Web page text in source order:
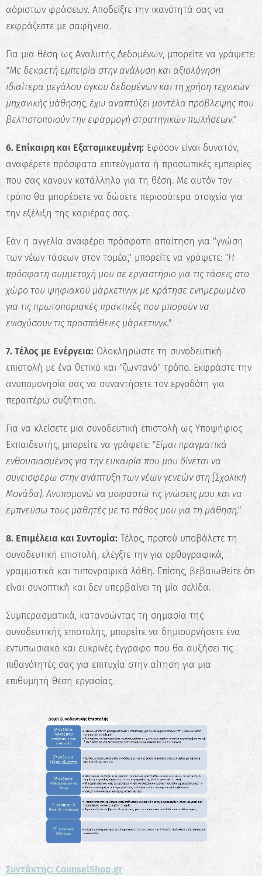
Προσανατολισμού!
Ανακάλυψε τις πραγματικές σου
δυνατότητες και σχεδίασε την ιδανική
καριέρα.
Ξεκίνα τώρα
αόριστων φράσεων. Αποδείξτε την ικανότητά σας να
εκφράζεστε με σαφήνεια.
Για μια θέση ως Αναλυτής Δεδομένων, μπορείτε να γράψετε:
"Με δεκαετή εμπειρία στην ανάλυση και αξιολόγηση
ιδιαίτερα μεγάλου όγκου δεδομένων και τη χρήση τεχνικών
μηχανικής μάθησης, έχω αναπτύξει μοντέλα πρόβλεψης που
βελτιστοποιούν την εφαρμογή στρατηγικών πωλήσεων."
6. Επίκαιρη και Εξατομικευμένη: Εφόσον είναι δυνατόν,
αναφέρετε πρόσφατα επιτεύγματα ή προσωπικές εμπειρίες
που σας κάνουν κατάλληλο για τη θέση. Με αυτόν τον
τρόπο θα μπορέσετε να δώσετε περισσότερα στοιχεία για
την εξέλιξη της καριέρας σας.
Εάν η αγγελία αναφέρει πρόσφατη απαίτηση για "γνώση
των νέων τάσεων στον τομέα," μπορείτε να γράψετε: "Η
πρόσφατη συμμετοχή μου σε εργαστήριο για τις τάσεις στο
χώρο του ψηφιακού μάρκετινγκ με κράτησε ενημερωμένο
για τις πρωτοποριακές πρακτικές που μπορούν να
ενισχύσουν τις προσπάθειες μάρκετινγκ."
7. Τέλος με Ενέργεια:Ολοκληρώστε τη συνοδευτική
επιστολή με ένα θετικό και "ζωντανό" τρόπο. Εκφράστε την
ανυπομονησία σας να συναντήσετε τον εργοδότη για
περαιτέρω συζήτηση.
Για να κλείσετε μια συνοδευτική επιστολή ως Υποψήφιος
Εκπαιδευτής, μπορείτε να γράψετε: "Είμαι πραγματικά
ενθουσιασμένος για την ευκαιρία που μου δίνεται να
συνεισφέρω στην ανάπτυξη των νέων γενεών στη [Σχολική
Μονάδα]. Ανυπομονώ να μοιραστώ τις γνώσεις μου και να
εμπνεύσω τους μαθητές με το πάθος μου για τη μάθηση."
8. Επιμέλεια και Συντομία: Τέλος, προτού υποβάλετε τη
συνοδευτική επιστολή, ελέγξτε την για ορθογραφικά,
γραμματικά και τυπογραφικά λάθη. Επίσης, βεβαιωθείτε ότι
είναι συνοπτική και δεν υπερβαίνει τη μία σελίδα.
Συμπερασματικά, κατανοώντας τη σημασία της
συνοδευτικής επιστολής, μπορείτε να δημιουργήσετε ένα
εντυπωσιακό και ευκρινές έγγραφο που θα αυξήσει τις
πιθανότητές σας για επιτυχία στην αίτηση για μια
επιθυμητή θέση εργασίας.
Συντάκτης: CounselShop.gr